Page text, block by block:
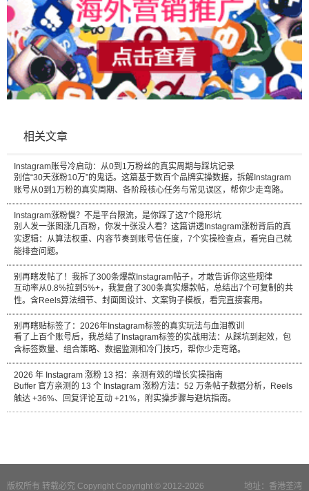
相关文章
Instagram账号冷启动：从0到1万粉丝的真实周期与踩坑记录
别信“30天涨粉10万”的鬼话。这篇基于数百个品牌实操数据，拆解Instagram
账号从0到1万粉的真实周期、各阶段核心任务与常见误区，帮你少走弯路。
Instagram涨粉慢？不是平台限流，是你踩了这7个隐形坑
别人发一张图涨几百粉，你发十张没人看？这篇讲透Instagram涨粉背后的真
实逻辑：从算法权重、内容节奏到账号信任度，7个实操检查点，看完自己就
能排查问题。
别再瞎发帖了！我拆了300条爆款Instagram帖子，才敢告诉你这些规律
互动率从0.8%拉到5%+，我复盘了300条真实爆款帖，总结出7个可复制的共
性。含Reels算法细节、封面图设计、文案钩子模板，看完直接套用。
别再瞎贴标签了：2026年Instagram标签的真实玩法与血泪教训
看了上百个账号后，我总结了Instagram标签的实战用法：从踩坑到起效，包
含标签数量、组合策略、数据监测和冷门技巧，帮你少走弯路。
2026 年 Instagram 涨粉 13 招：亲测有效的增长实操指南
Buffer 官方亲测的 13 个 Instagram 涨粉方法：52 万条帖子数据分析，Reels
触达 +36%、回复评论互动 +21%，附实操步骤与避坑指南。
地址：香港荃湾
版权所有 转载必究 Copyright Copyright © 2012-2026